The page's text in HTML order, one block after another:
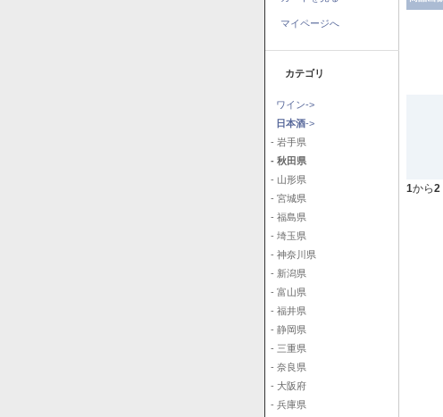
マイページへ
カテゴリ
ワイン->
日本酒->
- 岩手県
- 秋田県
- 山形県
- 宮城県
- 福島県
- 埼玉県
- 神奈川県
- 新潟県
- 富山県
- 福井県
- 静岡県
- 三重県
- 奈良県
- 大阪府
- 兵庫県
1から2